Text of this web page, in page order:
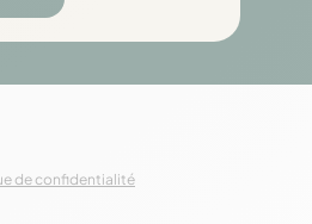
de confidentialité